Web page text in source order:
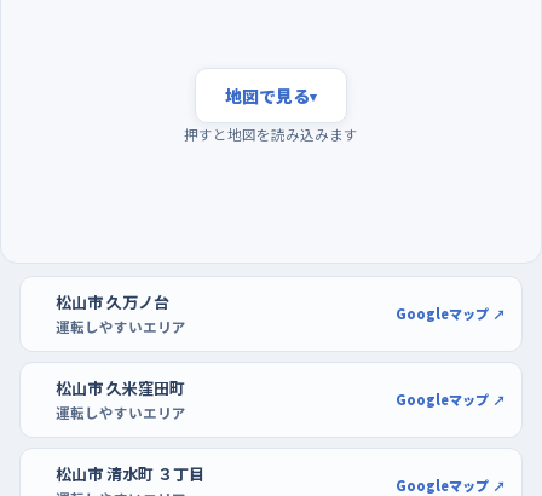
どに増えて、判断する材料が多くなる。それより早い夜明けすぎ
の時間帯は交通量が落ち着いていて、同じ道でも景色をゆっくり
確かめながら走れるので、練習の一本目にはこの時間が向いて
DCM城北店のような大型店の駐車場で、区画が空いている開店
前後を狙うといい。白線が見やすく通路も広いので、切り返しを
何度もやり直せる。
地図で見る▾
押すと地図を読み込みます
松山市 久万ノ台
運転しやすいエリア
Googleマップ ↗
松山市 久米窪田町
運転しやすいエリア
Googleマップ ↗
松山市 清水町 ３丁目 Googleマップ ↗